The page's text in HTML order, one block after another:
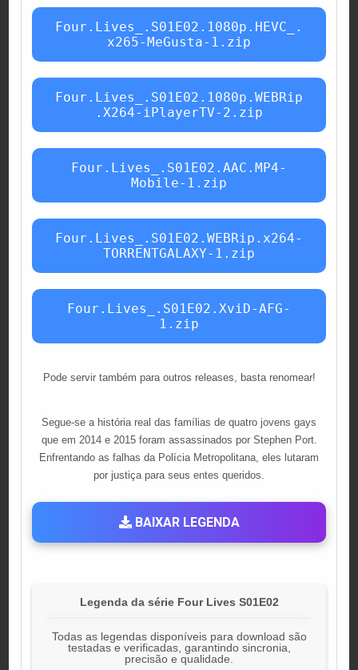
Four.Lives_.S01E02.1080p.HEVC_.
x265-MeGusta-1.zip
Four.Lives_.S01E02.1080p.WEBRip
.X264-iPlayerTV-2.zip
Four.Lives_.S01E02.AAC.MP4-
Mobile-1.zip
Four.Lives_.S01E02.WEBRip.x264-
TORRENTGALAXY-1.zip
Four.Lives_.S01E02.XviD-AFG-
1.zip
Pode servir também para outros releases, basta renomear!
Segue-se a história real das famílias de quatro jovens gays
que em 2014 e 2015 foram assassinados por Stephen Port.
Enfrentando as falhas da Polícia Metropolitana, eles lutaram
por justiça para seus entes queridos.
BAIXAR LEGENDA
Legenda da série Four Lives S01E02
Todas as legendas disponíveis para download são
testadas e verificadas, garantindo sincronia,
precisão e qualidade.